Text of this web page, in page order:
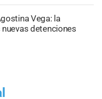
Vega: la
detenciones